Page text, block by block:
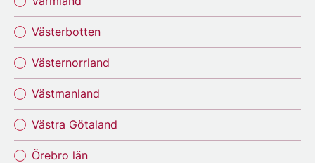
Västerbotten
Västernorrland
Västmanland
Västra Götaland
Örebro län